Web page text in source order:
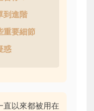
到進階
重要細節
惑
直以來都被用在